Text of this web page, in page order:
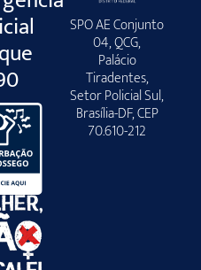
SPO AE Conjunto
04, QCG,
Palácio
Tiradentes,
Setor Policial Sul,
Brasília-DF, CEP
70.610-212